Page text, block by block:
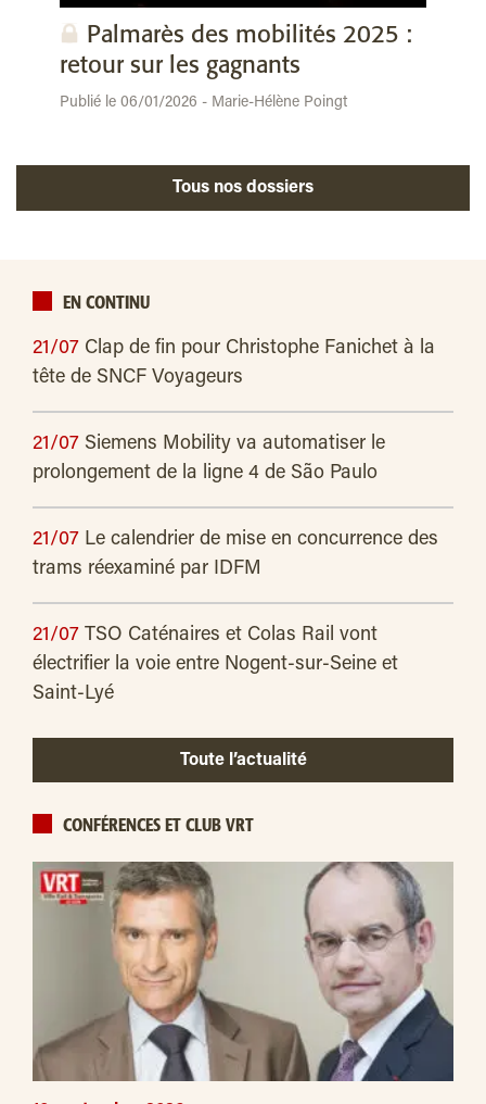
Palmarès des mobilités 2025 :
retour sur les gagnants
Publié le 06/01/2026 - Marie-Hélène Poingt
Tous nos dossiers
EN CONTINU
21/07 Clap de fin pour Christophe Fanichet à la
tête de SNCF Voyageurs
21/07 Siemens Mobility va automatiser le
prolongement de la ligne 4 de São Paulo
21/07 Le calendrier de mise en concurrence des
trams réexaminé par IDFM
21/07 TSO Caténaires et Colas Rail vont
électrifier la voie entre Nogent-sur-Seine et
Saint-Lyé
Toute l’actualité
CONFÉRENCES ET CLUB VRT